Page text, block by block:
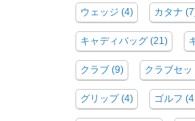
ウェッジ (4) カタナ
キャディバッグ (21)
クラブ (9) クラブセッ
グリップ(4) ゴルフ